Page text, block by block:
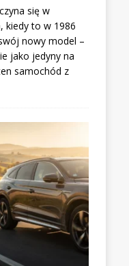
się w
kiedy to w 1986
nowy model –
jako jedyny na
samochód z